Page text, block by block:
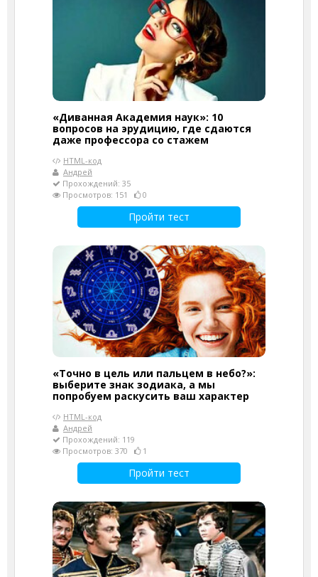
«Диванная Академия наук»: 10
вопросов на эрудицию, где сдаются
даже профессора со стажем
HTML-код
Андрей
Прохождений: 35
Просмотров: 151
0
Пройти тест
«Точно в цель или пальцем в небо?»:
выберите знак зодиака, а мы
попробуем раскусить ваш характер
HTML-код
Андрей
Прохождений: 119
Просмотров: 370
1
Пройти тест